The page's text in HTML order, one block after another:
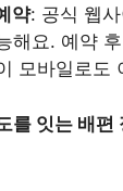
약: 공식 웹
해요. 예약
모바일로도
를 잇는 배편